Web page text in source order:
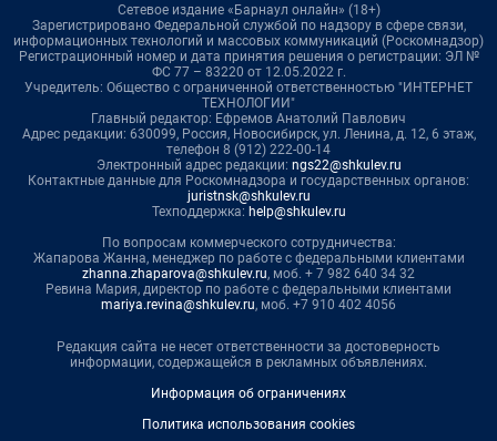
Сетевое издание «Барнаул онлайн» (18+)
Зарегистрировано Федеральной службой по надзору в сфере связи,
информационных технологий и массовых коммуникаций (Роскомнадзор)
Регистрационный номер и дата принятия решения о регистрации: ЭЛ №
ФС 77 – 83220 от 12.05.2022 г.
Учредитель: Общество с ограниченной ответственностью "ИНТЕРНЕТ
ТЕХНОЛОГИИ"
Главный редактор: Ефремов Анатолий Павлович
Адрес редакции: 630099, Россия, Новосибирск, ул. Ленина, д. 12, 6 этаж,
телефон 8 (912) 222-00-14
Электронный адрес редакции: ngs22@shkulev.ru
Контактные данные для Роскомнадзора и государственных органов:
juristnsk@shkulev.ru
Техподдержка: help@shkulev.ru
По вопросам коммерческого сотрудничества:
Жапарова Жанна, менеджер по работе с федеральными клиентами
zhanna.zhaparova@shkulev.ru, моб. + 7 982 640 34 32
Ревина Мария, директор по работе с федеральными клиентами
mariya.revina@shkulev.ru, моб. +7 910 402 4056
Редакция сайта не несет ответственности за достоверность
информации, содержащейся в рекламных объявлениях.
Информация об ограничениях
Политика использования cookies